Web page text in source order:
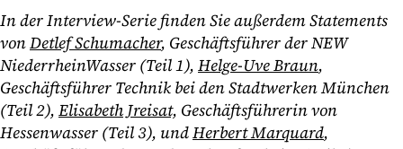
In der Interview-Serie finden Sie außerdem Statements
vonDetlef Schumacher, Geschäftsführer der NEW
NiederrheinWasser (Teil 1), Helge-Uve Braun,
Geschäftsführer Technik bei den Stadtwerken München
(Teil 2), Elisabeth Jreisat, Geschäftsführerin von
Hessenwasser (Teil 3), undHerbert Marquard,